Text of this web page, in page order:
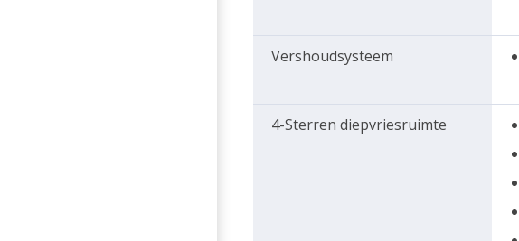
Vershoudsysteem
4-Sterren diepvriesruimte